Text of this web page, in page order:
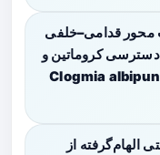
قدامی–خلفی
کروماتین و
الهام‌گرفته از